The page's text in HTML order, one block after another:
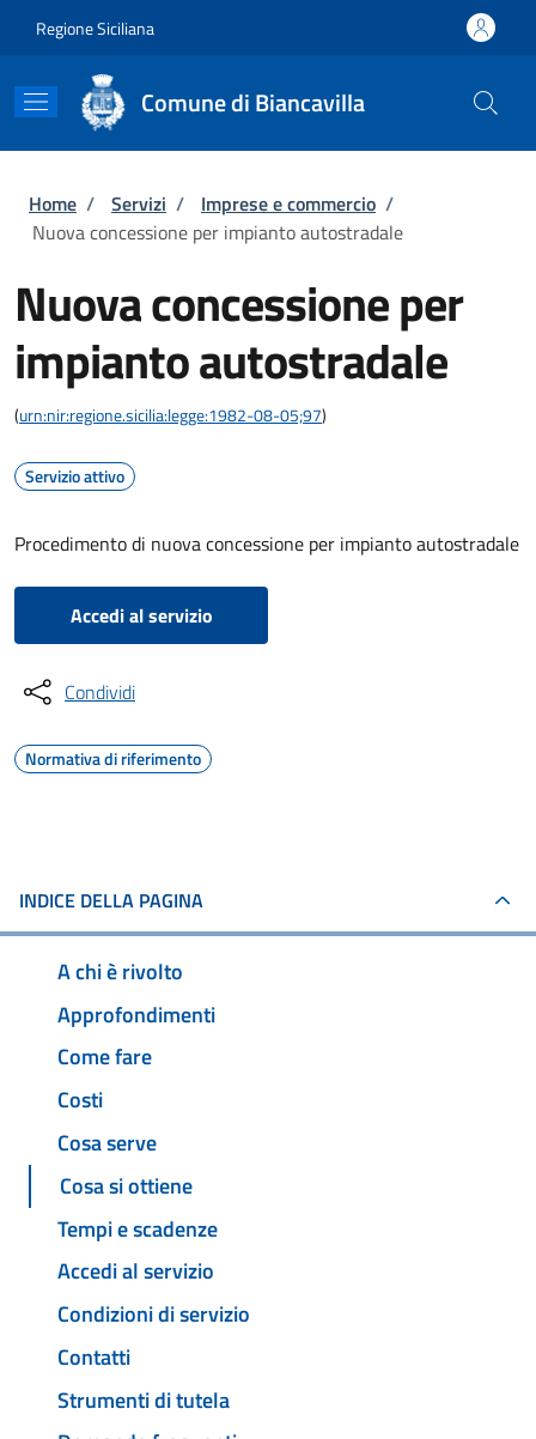
Regione Siciliana
Comune di Biancavilla
Briciole di pane
Home / Servizi / Imprese e commercio /
Nuova concessione per impianto autostradale
Nuova concessione per
impianto autostradale
(urn:nir:regione.sicilia:legge:1982-08-05;97)
Servizio attivo
Procedimento di nuova concessione per impianto autostradale
Accedi al servizio
Condividi
Normativa di riferimento
INDICE DELLA PAGINA
A chi è rivolto
Approfondimenti
Come fare
Costi
Cosa serve
Cosa si ottiene
Tempi e scadenze
Accedi al servizio
Condizioni di servizio
Contatti
Strumenti di tutela